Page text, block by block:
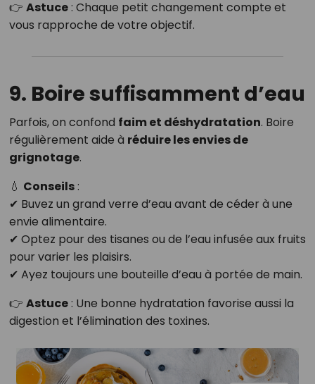
👉 Astuce: Chaque petit changement compte et
vous rapproche de votre objectif.
9. Boire suffisamment d’eau
Parfois, on confond faim et déshydratation. Boire
régulièrement aide à réduire les envies de
grignotage.
💧 Conseils:
✔ Buvez un grand verre d’eau avant de céder à une
envie alimentaire.
✔ Optez pour des tisanes ou de l’eau infusée aux fruits
pour varier les plaisirs.
✔ Ayez toujours une bouteille d’eau à portée de main.
👉 Astuce: Une bonne hydratation favorise aussi la
digestion et l’élimination des toxines.